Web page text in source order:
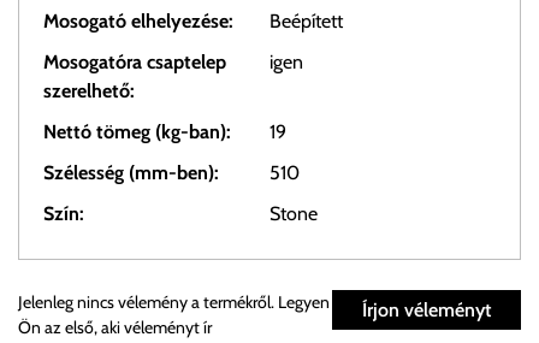
Mosogató elhelyezése:
Beépített
Mosogatóra csaptelep
szerelhető:
igen
Nettó tömeg (kg-ban):
19
Szélesség (mm-ben):
510
Szín:
Stone
Személyes átvétel:
Írjon véleményt
Jelenleg nincs vélemény a termékről. Legyen
Ön az első, aki véleményt ír